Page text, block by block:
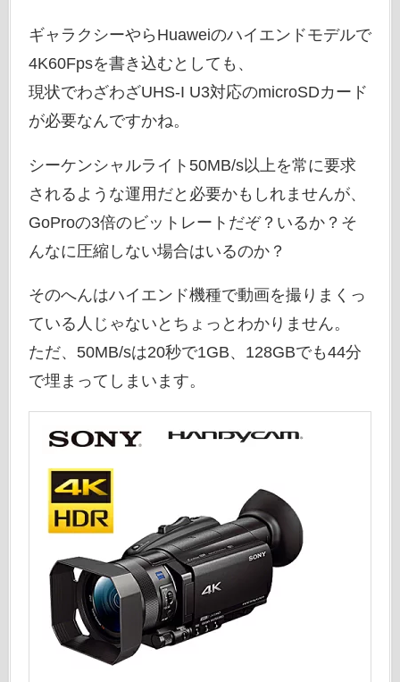
ギャラクシーやらHuaweiのハイエンドモデルで
4K60Fpsを書き込むとしても、
現状でわざわざUHS-I U3対応のmicroSDカード
が必要なんですかね。
シーケンシャルライト50MB/s以上を常に要求
されるような運用だと必要かもしれませんが、
GoProの3倍のビットレートだぞ？いるか？そ
んなに圧縮しない場合はいるのか？
そのへんはハイエンド機種で動画を撮りまくっ
ている人じゃないとちょっとわかりません。
ただ、50MB/sは20秒で1GB、128GBでも44分
で埋まってしまいます。